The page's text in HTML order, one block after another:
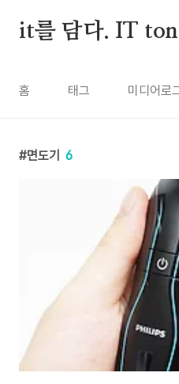
it를 담다. IT
홈 태그 미디어로
면도기 6